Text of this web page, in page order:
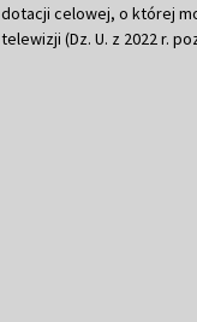
dotacji celowej, o której
telewizji (Dz. U. z 2022 r.